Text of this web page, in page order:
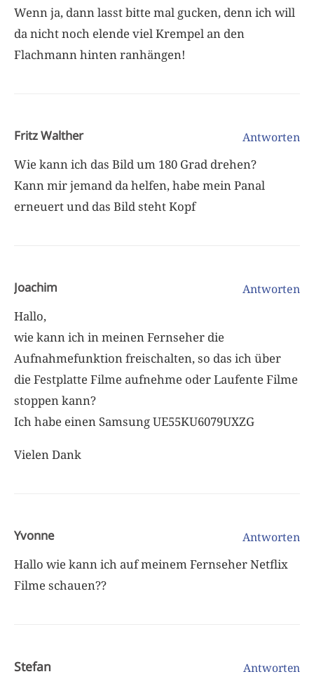
Wenn ja, dann lasst bitte mal gucken, denn ich will
da nicht noch elende viel Krempel an den
Flachmann hinten ranhängen!
Fritz Walther Antworten
Wie kann ich das Bild um 180 Grad drehen?
Kann mir jemand da helfen, habe mein Panal
erneuert und das Bild steht Kopf
Joachim Antworten
Hallo,
wie kann ich in meinen Fernseher die
Aufnahmefunktion freischalten, so das ich über
die Festplatte Filme aufnehme oder Laufente Filme
stoppen kann?
Ich habe einen Samsung UE55KU6079UXZG
Vielen Dank
Yvonne Antworten
Hallo wie kann ich auf meinem Fernseher Netflix
Filme schauen??
Stefan Antworten